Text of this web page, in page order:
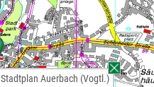
Stadtplan Auerbach (Vogtl.)